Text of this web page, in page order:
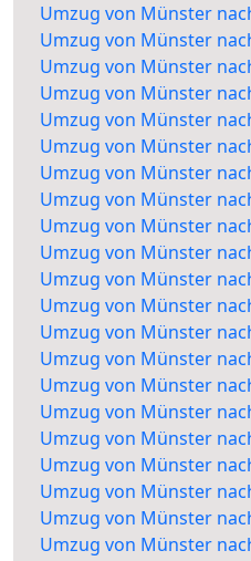
Umzug von Münster
Umzug von Münster
Umzug von Münster
Umzug von Münster
Umzug von Münster
Umzug von Münster
Umzug von Münster
Umzug von Münster
Umzug von Münster
Umzug von Münster
Umzug von Münster
Umzug von Münster
Umzug von Münster
Umzug von Münster
Umzug von Münster
Umzug von Münster
Umzug von Münster
Umzug von Münster
Umzug von Münster
Umzug von Münster
Umzug von Münster